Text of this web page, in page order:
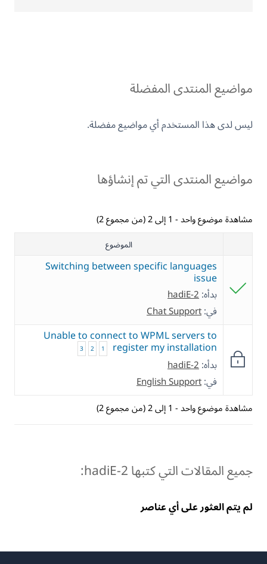
مواضيع المنتدى المفضلة
ليس لدى هذا المستخدم أي مواضيع مفضلة.
مواضيع المنتدى التي تم إنشاؤها
مشاهدة موضوع واحد - 1 إلى 2 (من مجموع 2)
الموضوع
Switching between specific languages
issue
بدأه:hadiE-2
في:Chat Support
Unable to connect to WPML servers to
register my installation
1
2
3
بدأه:hadiE-2
في:English Support
مشاهدة موضوع واحد - 1 إلى 2 (من مجموع 2)
جميع المقالات التي كتبها hadiE-2:
لم يتم العثور على أي عناصر